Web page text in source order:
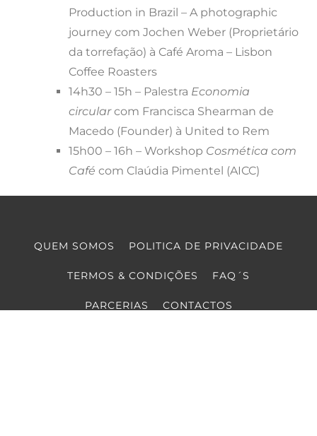
Production in Brazil – A photographic
journey com Jochen Weber (Proprietário
da torrefação) à Café Aroma – Lisbon
Coffee Roasters
14h30 – 15h – Palestra Economia
circularcom Francisca Shearman de
Macedo (Founder) à United to Rem
15h00 – 16h – Workshop Cosmética com
Café com Claúdia Pimentel (AICC)
QUEM SOMOS POLITICA DE PRIVACIDADE
TERMOS & CONDIÇÕES FAQ´S
PARCERIAS CONTACTOS